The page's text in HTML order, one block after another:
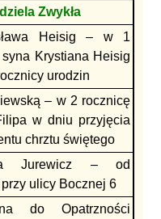
Zwykła
Heisig – w 1
Krystiana Heisig
urodzin
– w 2 rocznicę
w dniu przyjęcia
chrztu świętego
Jurewicz – od
ulicy Bocznej 6
do Opatrzności